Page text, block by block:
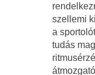
szellemi
a
tudás